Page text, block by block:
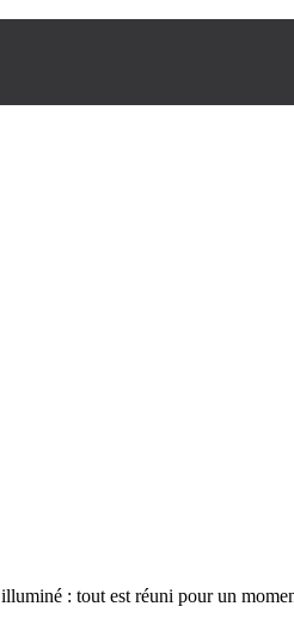
: tout est réuni pour un